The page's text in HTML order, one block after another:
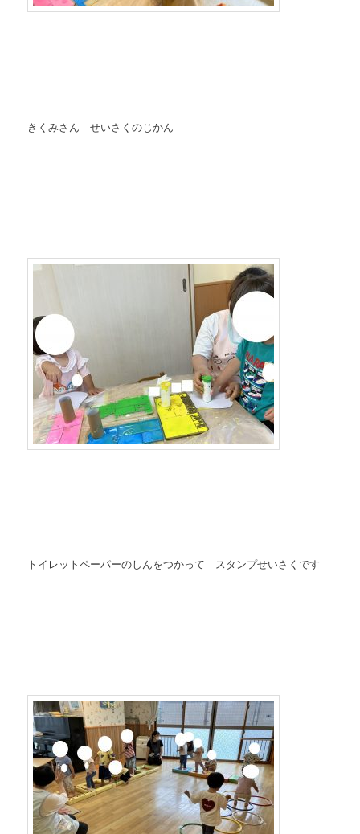
きくみさん せいさくのじかん
トイレットペーパーのしんをつかって スタンプせいさくです